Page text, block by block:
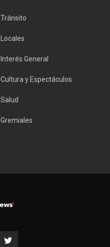
Tránsito
Locales
Interés General
Cultura y Espectáculos
Salud
Gremiales